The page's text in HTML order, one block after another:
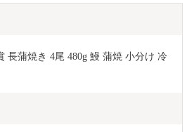
長蒲焼き 4尾 480g 鰻 蒲焼 小分け 冷